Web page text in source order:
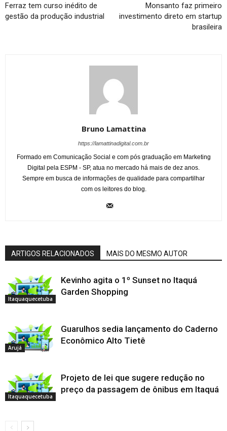
Ferraz tem curso inédito de
gestão da produção industrial
Monsanto faz primeiro
investimento direto em startup
brasileira
Bruno Lamattina
https://lamattinadigital.com.br
Formado em Comunicação Social e com pós graduação em Marketing
Digital pela ESPM - SP, atua no mercado há mais de dez anos.
Sempre em busca de informações de qualidade para compartilhar
com os leitores do blog.
ARTIGOS RELACIONADOS MAIS DO MESMO AUTOR
Itaquaquecetuba
Kevinho agita o 1º Sunset no Itaquá
Garden Shopping
Arujá
Guarulhos sedia lançamento do Caderno
Econômico Alto Tietê
Itaquaquecetuba
Projeto de lei que sugere redução no
preço da passagem de ônibus em Itaquá